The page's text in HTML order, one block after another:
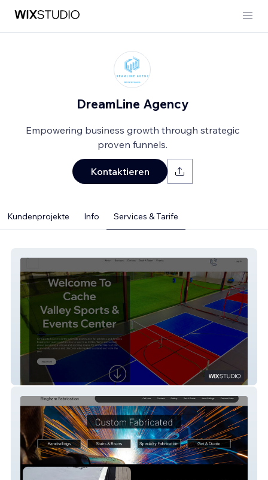
DreamLine Agency
Empowering business growth through strategic
proven funnels.
Kontaktieren
Kundenprojekte Info Services & Tarife
CV Sports Center